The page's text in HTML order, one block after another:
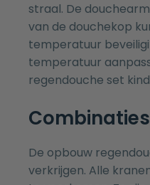
straal. De
van de douchekop
temperatuur
temperatuur
regendouche set kind
Combinaties
De opbouw
verkrijgen. Alle